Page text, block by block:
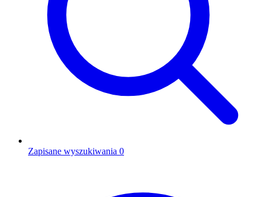
Zapisane wyszukiwania 0